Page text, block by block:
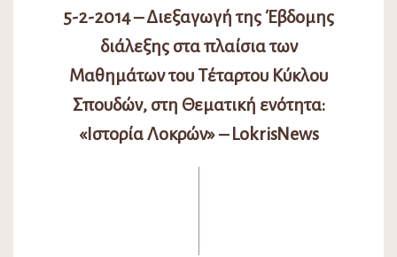
5-2-2014 – Διεξαγωγή της Έβδομης
διάλεξης στα πλαίσια των
Μαθημάτων του Τέταρτου Κύκλου
Σπουδών, στη Θεματική ενότητα:
«Ιστορία Λοκρών» – LokrisNews